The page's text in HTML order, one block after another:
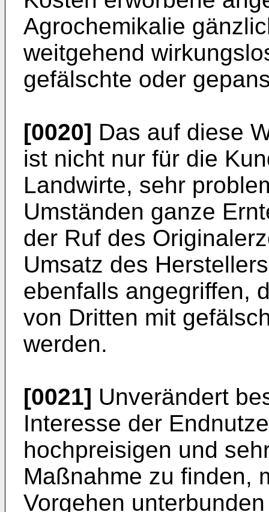
Agrochemikalie
weitgehend
gefälschte oder
[0020] Das auf diese
ist nicht nur für die
Landwirte, sehr
Umständen ganze
der Ruf des
Umsatz des
ebenfalls angegriffen,
von Dritten mit
werden.
[0021] Unverändert
Interesse der
hochpreisigen und
Maßnahme zu finden,
Vorgehen